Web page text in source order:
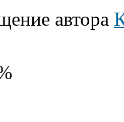
автора